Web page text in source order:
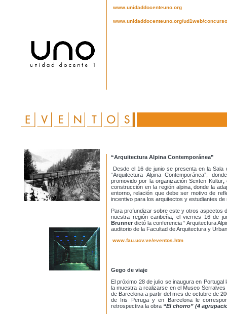
www.unidaddocenteuno.org
www.unidaddocenteuno.org/ud1web/
“Arquitectura Alpina Contemporánea”
Desde el 16 de junio se presenta en la
“Arquitectura Alpina Contemporánea”,
promovido por la organización Sexten Kultur,
construcción en la región alpina, donde la
entorno, relación que debe ser motivo de
incentivo para los arquitectos y estudiantes de
Para profundizar sobre este y otros aspectos
nuestra región caribeña, el viernes 16 de
Brunner dictó la conferencia “ Arquitectura
auditorio de la Facultad de Arquitectura y
www.fau.ucv.ve/eventos.htm
Gego de viaje
El próximo 28 de julio se inaugura en
la muestra a realizarse en el Museo
de Barcelona a partir del mes de octubre de
de Iris Peruga y en Barcelona le
retrospectiva la obra “El chorro” (4